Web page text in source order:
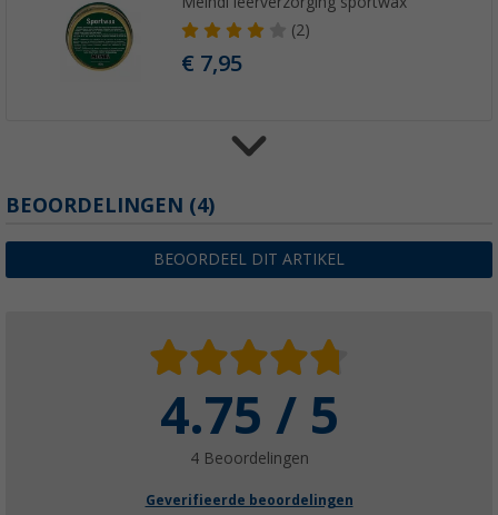
(2)
€ 7,95
Meindl MT3 Magic Merino Light
€ 16,90
Meindl Wet Proof Waterdichtmakende
BEOORDELINGEN (4)
BEOORDEEL DIT ARTIKEL
4.75 / 5
4 Beoordelingen
Geverifieerde beoordelingen